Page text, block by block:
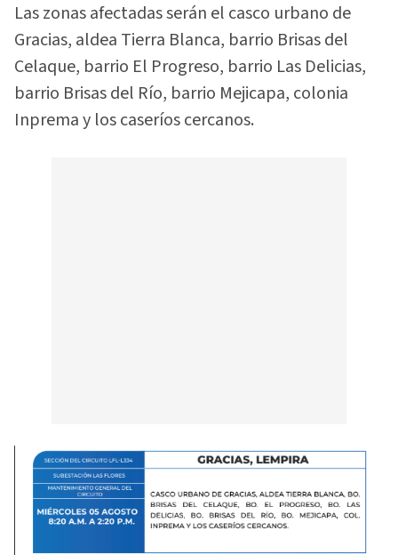
Las zonas afectadas serán el casco urbano de
Gracias, aldea Tierra Blanca, barrio Brisas del
Celaque, barrio El Progreso, barrio Las Delicias,
barrio Brisas del Río, barrio Mejicapa, colonia
Inprema y los caseríos cercanos.